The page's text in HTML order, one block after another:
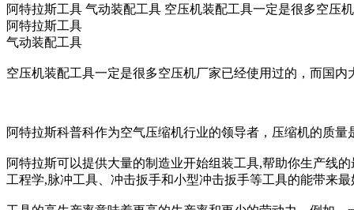
阿特拉斯工具 气动装配工具 空压机装配工具一定是很多空压
阿特拉斯工具
气动装配工具
空压机装配工具一定是很多空压机厂家已经使用过的，而国
阿特拉斯科普科作为空气压缩机行业的领导者，压缩机的质
阿特拉斯可以提供大量的制造业开始组装工具,帮助你生产线
工程学,脉冲工具、冲击扳手和小型冲击扳手等工具的能带来